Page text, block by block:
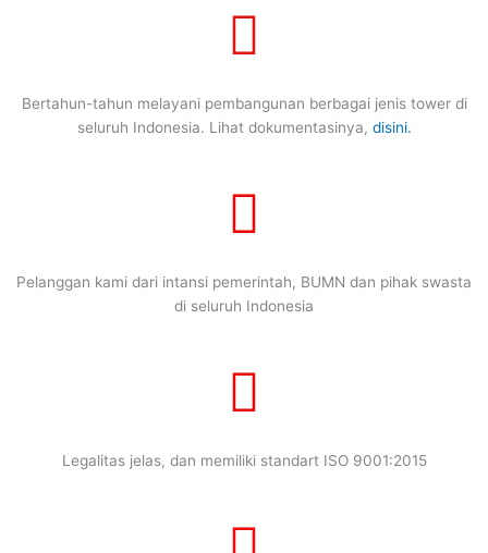
Bertahun-tahun melayani pembangunan berbagai jenis tower di
seluruh Indonesia. Lihat dokumentasinya, disini.
Pelanggan kami dari intansi pemerintah, BUMN dan pihak swasta
di seluruh Indonesia
Legalitas jelas, dan memiliki standart ISO 9001:2015